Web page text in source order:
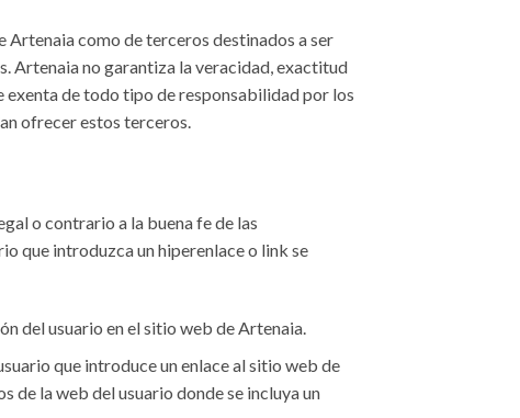
Artenaia como de terceros destinados a ser
Artenaia no garantiza la veracidad, exactitud
de todo tipo de responsabilidad por los
ofrecer estos terceros.
o contrario a la buena fe de las
que introduzca un hiperenlace o link se
del usuario en el sitio web de Artenaia.
que introduce un enlace al sitio web de
de la web del usuario donde se incluya un